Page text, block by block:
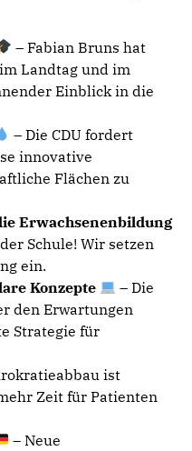
– Fabian Bruns hat
Landtag und im
Einblick in die
– Die CDU fordert
innovative
Flächen zu
Erwachsenenbildung
Schule! Wir setzen
ein.
Konzepte
– Die
den Erwartungen
Strategie für
ist
Zeit für Patienten
– Neue